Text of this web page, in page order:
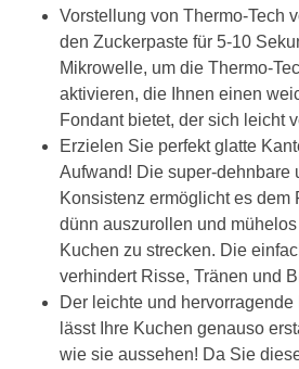
Vorstellung von Thermo-Tech
den Zuckerpaste für 5-10
Mikrowelle, um die Thermo-
aktivieren, die Ihnen einen
Fondant bietet, der sich leicht
Erzielen Sie perfekt glatte
Aufwand! Die super-dehnbare
Konsistenz ermöglicht es dem
dünn auszurollen und
Kuchen zu strecken. Die
verhindert Risse, Tränen und
Der leichte und
lässt Ihre Kuchen genauso
wie sie aussehen! Da Sie